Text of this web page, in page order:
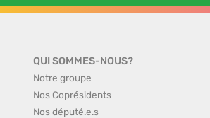
QUI SOMMES-NOUS?
Notre groupe
Nos Coprésidents
Nos député.e.s